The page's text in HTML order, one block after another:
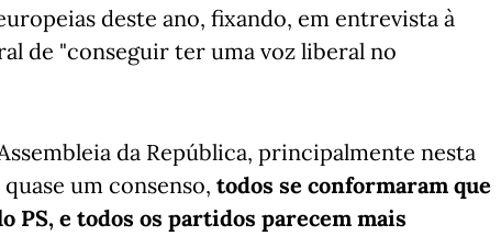
deste ano, fixando, em entrevista à
de "conseguir ter uma voz liberal no
da República, principalmente nesta
um consenso, todos se conformaram que
PS, e todos os partidos parecem mais